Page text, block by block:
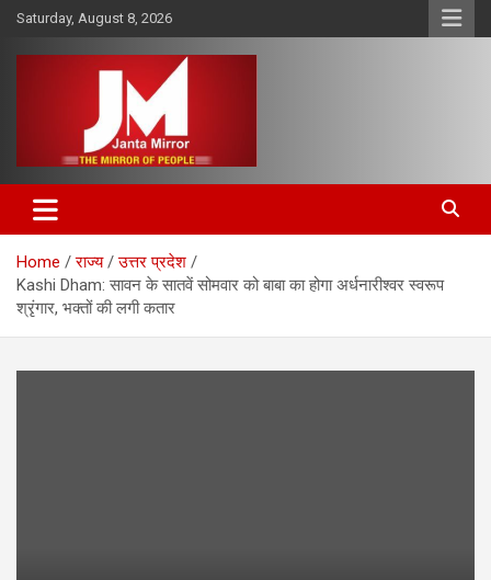
Skip
content
Saturday, August 8, 2026
Janta Mirror
Home राज्य
उत्तर प्रदेश
Kashi Dham: सावन के सातवें सोमवार को बाबा का होगा अर्धनारीश्वर स्वरूप
श्रृंगार, भक्तों की लगी कतार